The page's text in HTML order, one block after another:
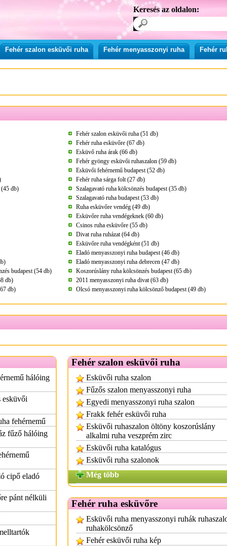
Keresés az oldalon:
Fehér szalon esküvői ruha Fehér menyasszonyi ruha Fehér
Fehér szalon esküvői ruha (51 db)
Fehér ruha esküvőre (67 db)
Esküvő ruha árak (66 db)
Fehér gyöngy esküvői ruhaszalon (59 db)
Esküvői fehérnemű budapest (52 db)
Fehér ruha sárga folt (27 db)
(45 db)
Szalagavató ruha kölcsönzés budapest (35 db)
Szalagavató ruha budapest (53 db)
Ruha esküvőre vendég (49 db)
Esküvőre ruha vendégeknek (60 db)
Csinos ruha esküvőre (55 db)
Divat ruha ruházat (64 db)
Esküvőre ruha vendégként (51 db)
Eladó menyasszonyi ruha budapest (46 db)
Eladó menyasszonyi ruha debrecen (47 db)
budapest (54 db)
Koszorúslány ruha kölcsönzés budapest (65 db)
db)
2011 menyasszonyi ruha divat (63 db)
db)
Olcsó menyasszonyi ruha kölcsönző budapest (49 db)
hálóing
esküvői
fehérnemű
fűző hálóing
cipő eladó
pánt nélküli
Fehér szalon esküvői ruha
Esküvői ruha szalon
Fűzős szalon menyasszonyi ruha
Egyedi menyasszonyi ruha szalon
Frakk fehér esküvői ruha
Esküvői ruhaszalon öltöny koszorúslány
alkalmi ruha veszprém zirc
Esküvői ruha katalógus
Esküvői ruha szalonok
Még több
Fehér ruha esküvőre
Esküvői ruha menyasszonyi ruhák
ruhakölcsönző
Fehér esküvői ruha kép